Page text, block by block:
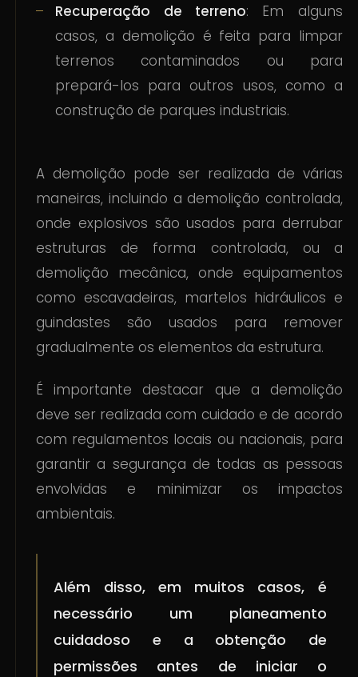
Recuperação de terreno: Em alguns
casos, a demolição é feita para limpar
terrenos contaminados ou para
prepará-los para outros usos, como a
construção de parques industriais.
A demolição pode ser realizada de várias
maneiras, incluindo a demolição controlada,
onde explosivos são usados para derrubar
estruturas de forma controlada, ou a
demolição mecânica, onde equipamentos
como escavadeiras, martelos hidráulicos e
guindastes são usados para remover
gradualmente os elementos da estrutura.
É importante destacar que a demolição
deve ser realizada com cuidado e de acordo
com regulamentos locais ou nacionais, para
garantir a segurança de todas as pessoas
envolvidas e minimizar os impactos
ambientais.
Além disso, em muitos casos, é
necessário um planeamento
cuidadoso e a obtenção de
permissões antes de iniciar o